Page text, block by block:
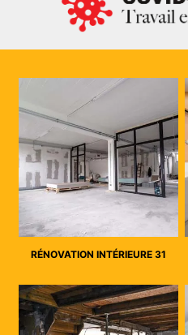
RÉNOVATION INTÉRIEURE 31